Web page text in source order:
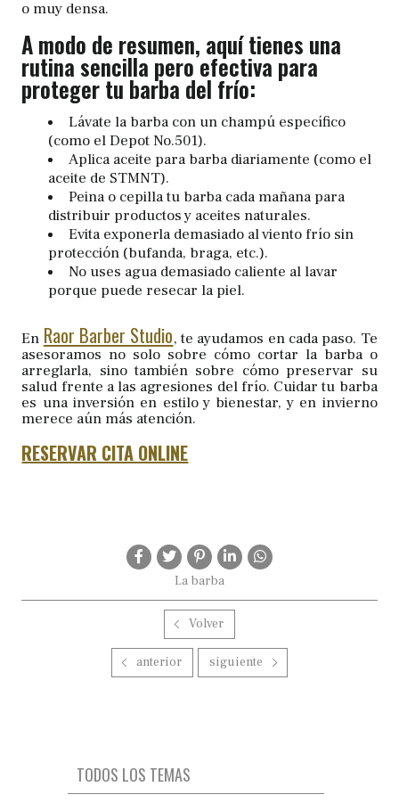
o muy densa.
A modo de resumen, aquí tienes una
rutina sencilla pero efectiva para
proteger tu barba del frío:
Lávate la barba con un champú específico
(como el Depot No.501).
Aplica aceite para barba diariamente (como el
aceite de STMNT).
Peina o cepilla tu barba cada mañana para
distribuir productos y aceites naturales.
Evita exponerla demasiado al viento frío sin
protección (bufanda, braga, etc.).
No uses agua demasiado caliente al lavar
porque puede resecar la piel.
En Raor Barber Studio, te ayudamos en cada paso. Te
asesoramos no solo sobre cómo cortar la barba o
arreglarla, sino también sobre cómo preservar su
salud frente a las agresiones del frío. Cuidar tu barba
es una inversión en estilo y bienestar, y en invierno
merece aún más atención.
RESERVAR CITA ONLINE
La barba
Volver
anterior siguiente
TODOS LOS TEMAS